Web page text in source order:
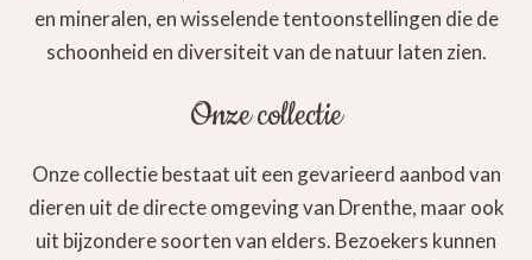
en mineralen, en wisselende tentoonstellingen die de
schoonheid en diversiteit van de natuur laten zien.
Onze collectie
Onze collectie bestaat uit een gevarieerd aanbod van
dieren uit de directe omgeving van Drenthe, maar ook
uit bijzondere soorten van elders. Bezoekers kunnen